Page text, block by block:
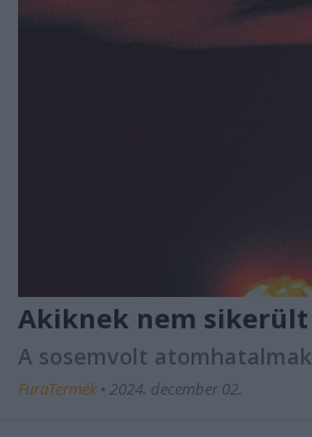
Akiknek nem sikerült
A sosemvolt atomhatalmak
FuraTermék • 2024. december 02.